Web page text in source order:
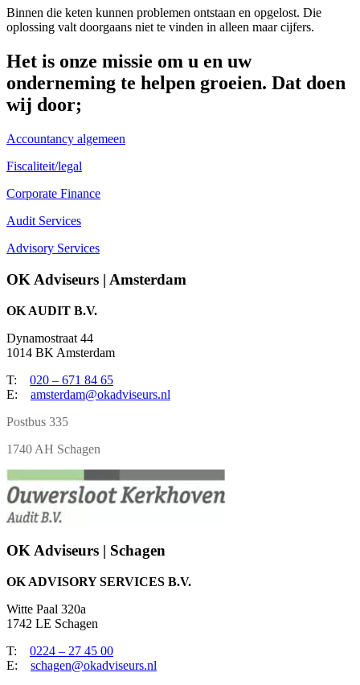
Binnen die keten kunnen problemen ontstaan en opgelost. Die
oplossing valt doorgaans niet te vinden in alleen maar cijfers.
Het is onze missie om u en uw
onderneming te helpen groeien. Dat doen
wij door;
Accountancy algemeen
Fiscaliteit/legal
Corporate Finance
Audit Services
Advisory Services
OK Adviseurs | Amsterdam
OK AUDIT B.V.
Dynamostraat 44
1014 BK Amsterdam
T: 020 – 671 84 65
E: amsterdam@okadviseurs.nl
Postbus 335
1740 AH Schagen
OK Adviseurs | Schagen
OK ADVISORY SERVICES B.V.
Witte Paal 320a
1742 LE Schagen
T: 0224 – 27 45 00
E: schagen@okadviseurs.nl